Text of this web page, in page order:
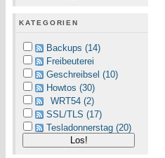
KATEGORIEN
Backups (14)
Freibeuterei
Geschreibsel (10)
Howtos (30)
WRT54 (2)
SSL/TLS (17)
Tesladonnerstag (20)